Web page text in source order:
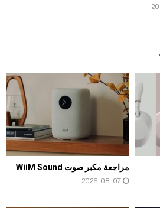
مراجعة مكبر صوت WiiM Sound
2026-08-07